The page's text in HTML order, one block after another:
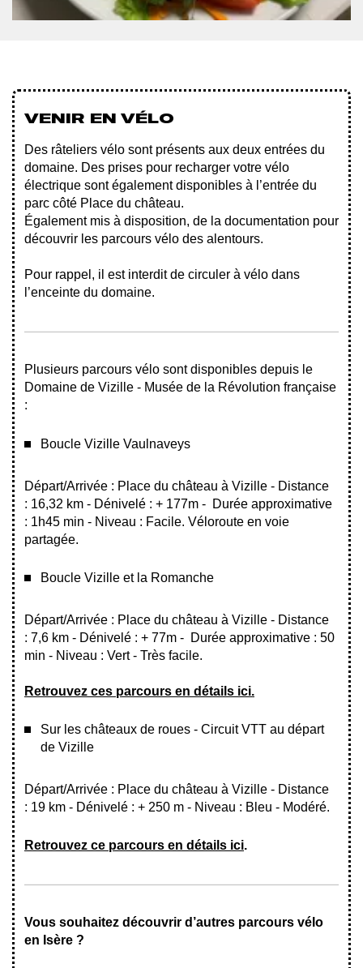
VENIR EN VÉLO
Des râteliers vélo sont présents aux deux entrées du
domaine. Des prises pour recharger votre vélo
électrique sont également disponibles à l’entrée du
parc côté Place du château.
Également mis à disposition, de la documentation pour
découvrir les parcours vélo des alentours.
Pour rappel, il est interdit de circuler à vélo dans
l’enceinte du domaine.
Plusieurs parcours vélo sont disponibles depuis le
Domaine de Vizille - Musée de la Révolution française
:
Boucle Vizille Vaulnaveys
Départ/Arrivée : Place du château à Vizille - Distance
: 16,32 km - Dénivelé : + 177m - Durée approximative
: 1h45 min - Niveau : Facile. Véloroute en voie
partagée.​​​​
Boucle Vizille et la Romanche
Départ/Arrivée : Place du château à Vizille - Distance
: 7,6 km - Dénivelé : + 77m - Durée approximative : 50
min - Niveau : Vert - Très facile.
Retrouvez ces parcours en détails ici.
Sur les châteaux de roues - Circuit VTT au départ
de Vizille
Départ/Arrivée : Place du château à Vizille - Distance
: 19 km - Dénivelé : + 250 m - Niveau : Bleu - Modéré.
Retrouvez ce parcours en détails ici.
Vous souhaitez découvrir d’autres parcours vélo
en Isère ?